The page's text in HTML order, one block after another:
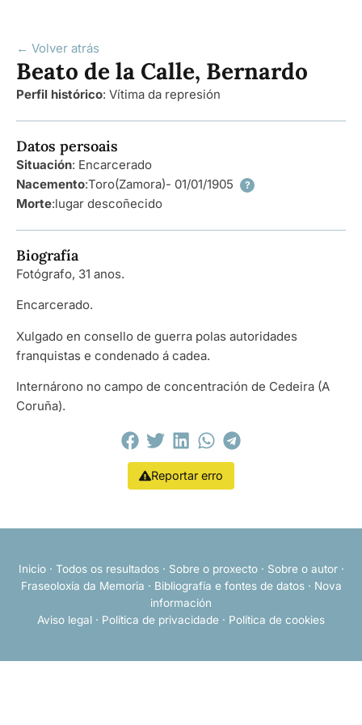
← Volver atrás
Beato de la Calle, Bernardo
Perfil histórico: Vítima da represión
Datos persoais
Situación: Encarcerado
Nacemento:Toro(Zamora)- 01/01/1905 ?
Morte:lugar descoñecido
Biografía
Fotógrafo, 31 anos.
Encarcerado.
Xulgado en consello de guerra polas autoridades
franquistas e condenado á cadea.
Internárono no campo de concentración de Cedeira (A
Coruña).
Reportar erro
Inicio· Todos os resultados· Sobre o proxecto· Sobre o autor·
Fraseoloxía da Memoria · Bibliografía e fontes de datos· Nova
información
Aviso legal · Política de privacidade · Política de cookies